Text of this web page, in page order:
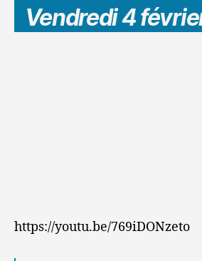
Vendredi 4
https://youtu.be/769iDONzeto